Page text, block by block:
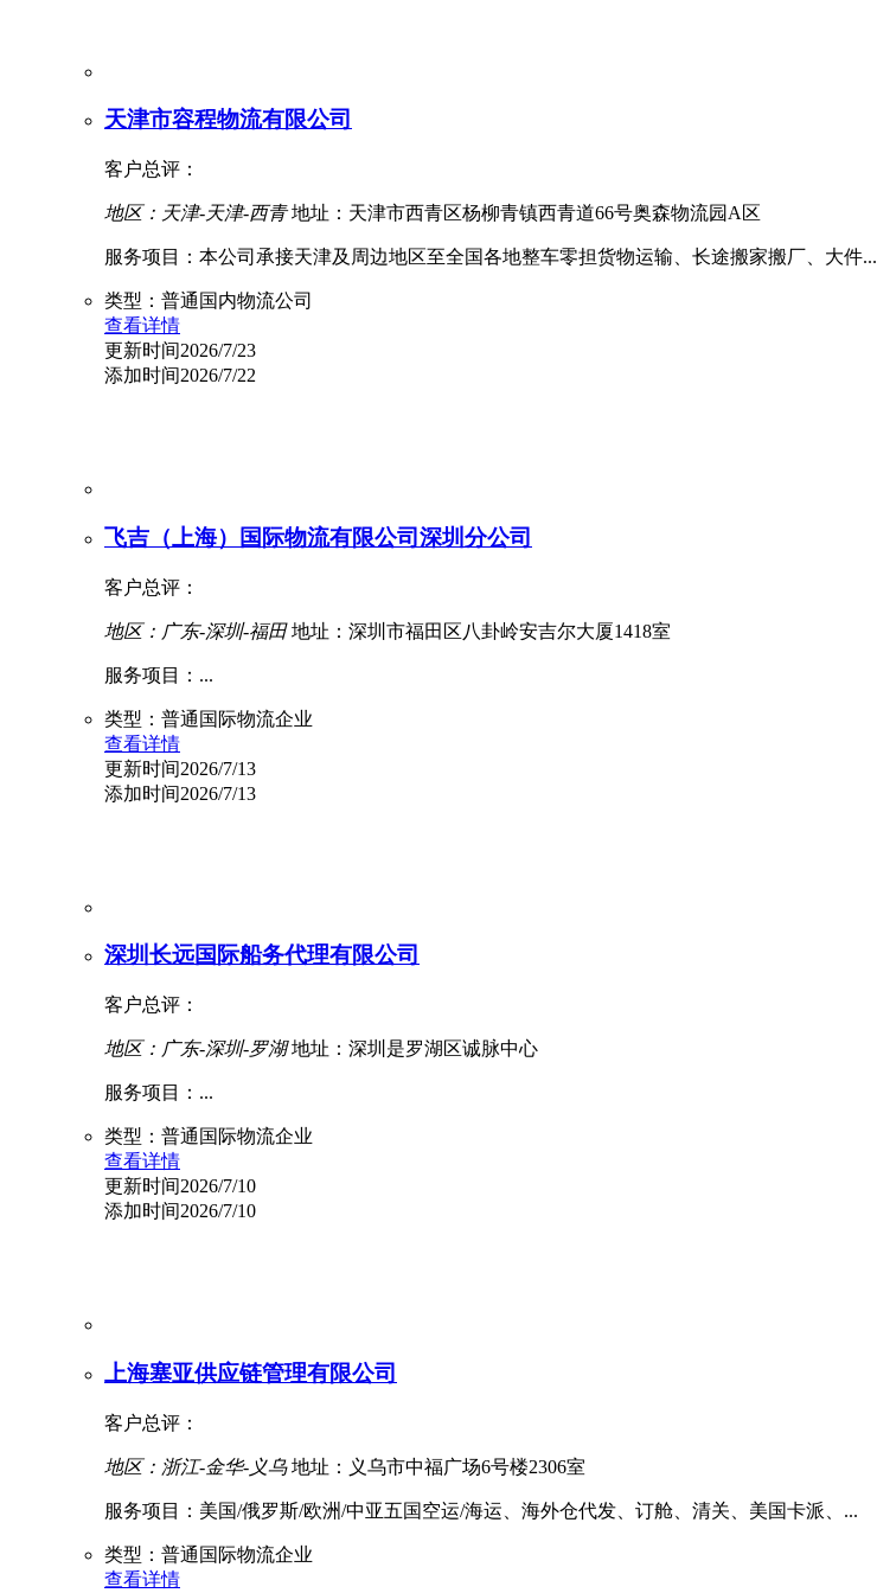
天津市容程物流有限公司
客户总评：
地区：天津-天津-西青地址：天津市西青区杨柳青镇西青道66号奥森物流园A区
服务项目：本公司承接天津及周边地区至全国各地整车零担货物运输、长途搬家搬厂、大件...
类型：普通国内物流公司
查看详情
更新时间2026/7/23
添加时间2026/7/22
飞吉（上海）国际物流有限公司深圳分公司
客户总评：
地区：广东-深圳-福田地址：深圳市福田区八卦岭安吉尔大厦1418室
服务项目：...
类型：普通国际物流企业
查看详情
更新时间2026/7/13
添加时间2026/7/13
深圳长远国际船务代理有限公司
客户总评：
地区：广东-深圳-罗湖地址：深圳是罗湖区诚脉中心
服务项目：...
类型：普通国际物流企业
查看详情
更新时间2026/7/10
添加时间2026/7/10
上海塞亚供应链管理有限公司
客户总评：
地区：浙江-金华-义乌地址：义乌市中福广场6号楼2306室
服务项目：美国/俄罗斯/欧洲/中亚五国空运/海运、海外仓代发、订舱、清关、美国卡派、...
类型：普通国际物流企业
查看详情